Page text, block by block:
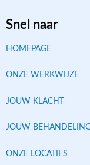
Snel naar
HOMEPAGE
ONZE WERKWIJZE
JOUW KLACHT
JOUW
ONZE LOCATIES